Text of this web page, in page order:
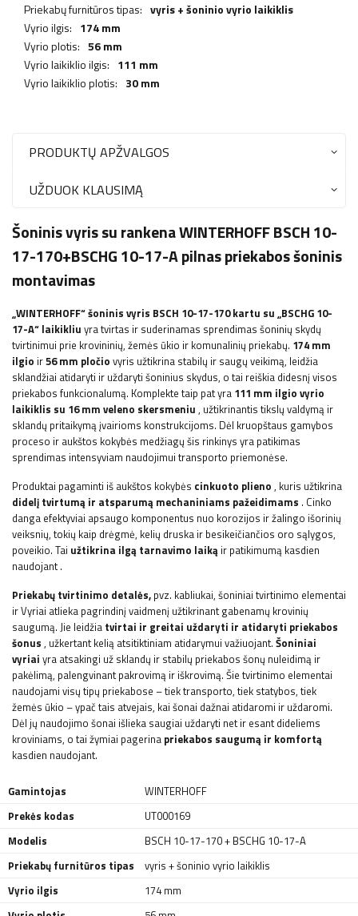
Priekabų furnitūros tipas: vyris + šoninio vyrio laikiklis
Vyrio ilgis: 174 mm
Vyrio plotis: 56 mm
Vyrio laikiklio ilgis: 111 mm
Vyrio laikiklio plotis: 30 mm
PRODUKTŲ APŽVALGOS
UŽDUOK KLAUSIMĄ
Šoninis vyris su rankena WINTERHOFF BSCH 10-
17-170+BSCHG 10-17-A pilnas priekabos šoninis
montavimas
„WINTERHOFF“šoninis vyris BSCH 10-17-170 kartu su „BSCHG 10-
17-A“ laikikliu yra tvirtas ir suderinamas sprendimas šoninių skydų
tvirtinimui prie krovininių, žemės ūkio ir komunalinių priekabų. 174 mm
ilgio ir56 mm pločio vyris užtikrina stabilų ir saugų veikimą, leidžia
sklandžiai atidaryti ir uždaryti šoninius skydus, o tai reiškia didesnį visos
priekabos funkcionalumą. Komplekte taip pat yra 111 mm ilgio vyrio
laikiklis su 16 mm veleno skersmeniu , užtikrinantis tikslų valdymą ir
sklandų pritaikymą įvairioms konstrukcijoms. Dėl kruopštaus gamybos
proceso ir aukštos kokybės medžiagų šis rinkinys yra patikimas
sprendimas intensyviam naudojimui transporto priemonėse.
Produktai pagaminti iš aukštos kokybės cinkuoto plieno , kuris užtikrina
didelį tvirtumą ir atsparumą mechaniniams pažeidimams . Cinko
danga efektyviai apsaugo komponentus nuo korozijos ir žalingo išorinių
veiksnių, tokių kaip drėgmė, kelių druska ir besikeičiančios oro sąlygos,
poveikio. Tai užtikrina ilgą tarnavimo laiką ir patikimumą kasdien
naudojant.
Priekabų tvirtinimo detalės, pvz. kabliukai, šoniniai tvirtinimo elementai
irVyriai atlieka pagrindinį vaidmenį užtikrinant gabenamų krovinių
saugumą. Jie leidžia tvirtai ir greitai uždaryti ir atidaryti priekabos
šonus , užkertant kelią atsitiktiniam atidarymui važiuojant. Šoniniai
vyriai yra atsakingi už sklandų ir stabilų priekabos šonų nuleidimą ir
pakėlimą, palengvinant pakrovimą ir iškrovimą. Šie tvirtinimo elementai
naudojami visų tipų priekabose – tiek transporto, tiek statybos, tiek
žemės ūkio – ypač tais atvejais, kai šonai dažnai atidaromi ir uždaromi.
Dėl jų naudojimo šonai išlieka saugiai uždaryti net ir esant dideliems
kroviniams, o tai žymiai pagerina priekabos saugumą ir komfortą
kasdien naudojant.
Gamintojas
WINTERHOFF
Prekės kodas
UT000169
Modelis
BSCH 10-17-170 + BSCHG 10-17-A
Priekabų furnitūros tipas
vyris + šoninio vyrio laikiklis
Vyrio ilgis
174 mm